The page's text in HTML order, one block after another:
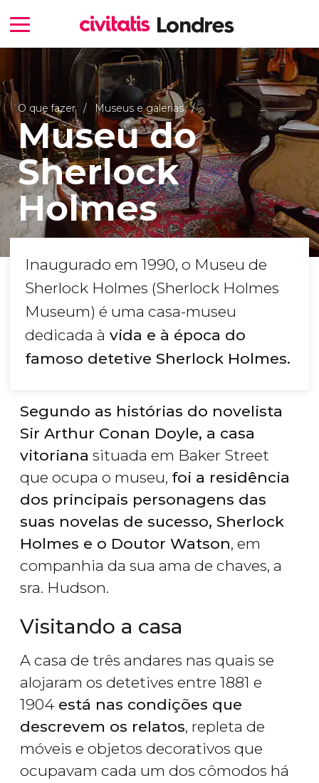
O que fazer Museus e galerias
Museu do
Sherlock
Holmes
Inaugurado em 1990, o Museu de
Sherlock Holmes (Sherlock Holmes
Museum) é uma casa-museu
dedicada à vida e à época do
famoso detetive Sherlock Holmes.
Segundo as histórias do novelista
Sir Arthur Conan Doyle, a casa
vitoriana situada em Baker Street
que ocupa o museu, foi a residência
dos principais personagens das
suas novelas de sucesso, Sherlock
Holmes e o Doutor Watson, em
companhia da sua ama de chaves, a
sra. Hudson.
Visitando a casa
A casa de três andares nas quais se
alojaram os detetives entre 1881 e
1904 está nas condições que
descrevem os relatos, repleta de
móveis e objetos decorativos que
ocupavam cada um dos cômodos há